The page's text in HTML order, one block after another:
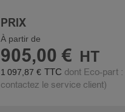
PRIX
À partir de
905,00 €
1 097,87 € dont Eco-part :
contactez le service client)